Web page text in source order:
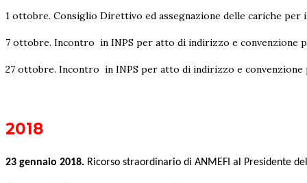
1 ottobre. Consiglio Direttivo ed assegnazione delle cariche per
7 ottobre. Incontro in INPS per atto di indirizzo e convenzione
27 ottobre. Incontro in INPS per atto di indirizzo e convenzione
2018
23 gennaio 2018. Ricorso straordinario di ANMEFI al Presidente